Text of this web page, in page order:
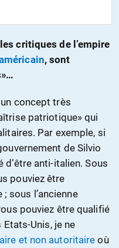
critiques de l’empire
, sont
concept très
patriotique» qui
Par exemple, si
de Silvio
d’être anti-italien. Sous
pouviez être
sous l’ancienne
pouviez être qualifié
Etats-Unis, je ne
et non autoritaire où